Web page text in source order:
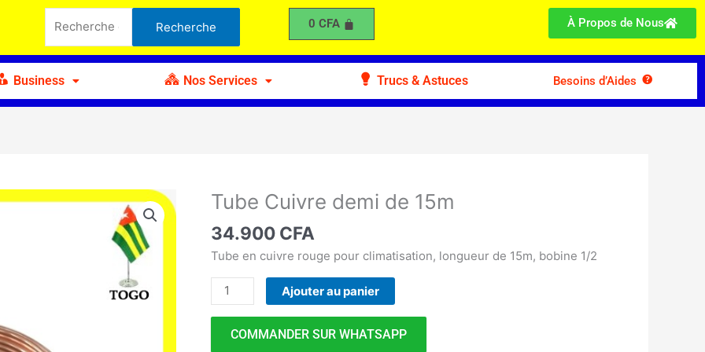
pour :
Recherche 0 CFA À Propos de Nous
Business Nos Services Trucs & Astuces Besoins d’Aides
Tube Cuivre demi de 15m
34.900 CFA
Tube en cuivre rouge pour climatisation, longueur de 15m, bobine 1/2
quantité
Tube
Cuivre
Ajouter au panier
COMMANDER SUR WHATSAPP
15m